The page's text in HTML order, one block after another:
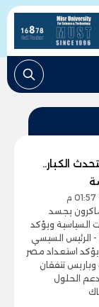
الكبار..
يجسد
السياسية ويؤكد
الرئيس السيسي
استعداد مصر
تتفقان
الحلول